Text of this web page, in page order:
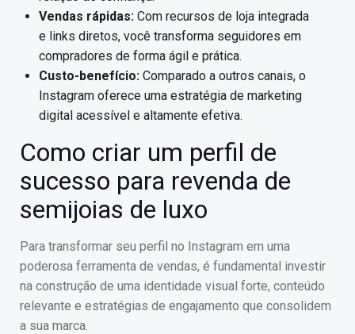
Vendas rápidas: Com recursos de loja integrada
e links diretos, você transforma seguidores em
compradores de forma ágil e prática.
Custo-benefício: Comparado a outros canais, o
Instagram oferece uma estratégia de marketing
digital acessível e altamente efetiva.
Como criar um perfil de
sucesso para revenda de
semijoias de luxo
Para transformar seu perfil no Instagram em uma
poderosa ferramenta de vendas, é fundamental investir
na construção de uma identidade visual forte, conteúdo
relevante e estratégias de engajamento que consolidem
a sua marca.